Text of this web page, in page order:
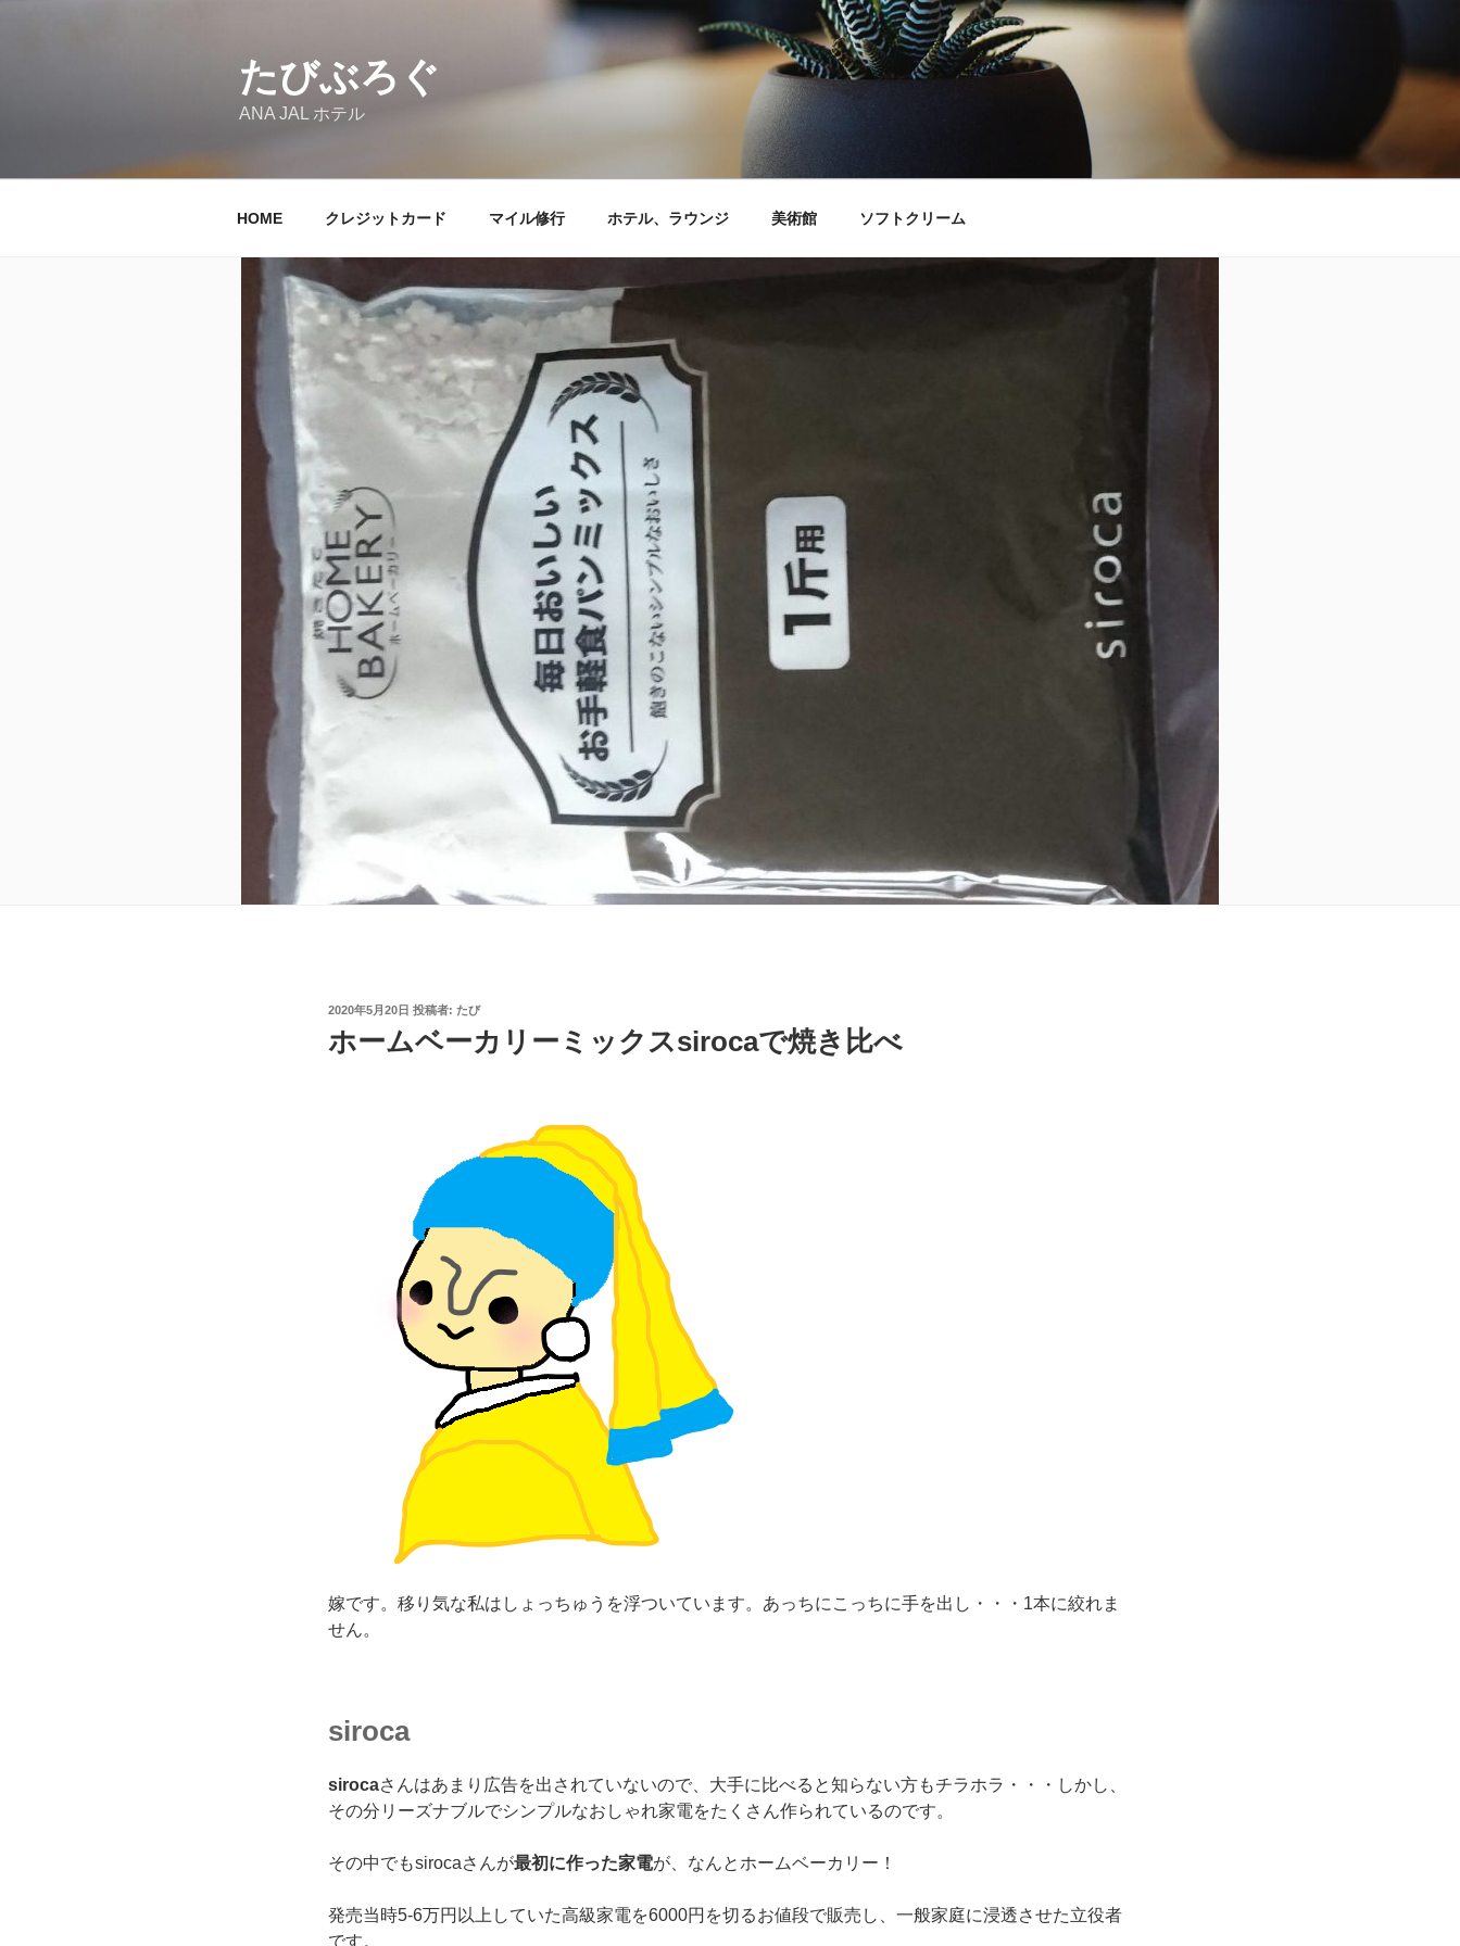
たびぶろぐ
ANA JAL ホテル
HOME クレジットカード マイル修行 ホテル、ラウンジ 美術館 ソフトクリーム
投
日:
2020年5月20日 投稿者: たび
ホームベーカリーミックスsirocaで焼き比べ
嫁です。移り気な私はしょっちゅうを浮ついています。あっちにこっちに手を出し・・・1本に絞れま
せん。
siroca
sirocaさんはあまり広告を出されていないので、大手に比べると知らない方もチラホラ・・・しかし、
その分 リーズナブルでシンプルなおしゃれ家電をたくさん作られているのです。
その中でもsirocaさんが最初に作った家電が、なんとホームベーカリー！
発売当時5-6万円以上していた高級家電を6000円を切るお値段で販売し、一般家庭に浸透させた立役者
です。